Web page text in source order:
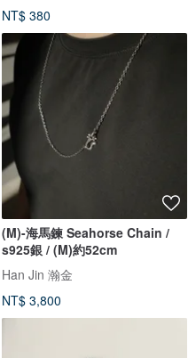
NT$ 380
(M)-海馬鍊 Seahorse Chain /
s925銀 / (M)約52cm
Han Jin 瀚金
NT$ 3,800